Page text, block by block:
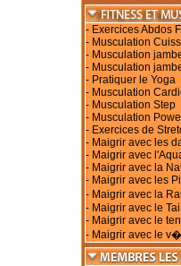
- Exercices Abdos
- Musculation
- Musculation
- Musculation
- Pratiquer le Yoga
- Musculation
- Musculation Step
- Musculation
- Exercices de
- Maigrir avec les
- Maigrir avec
- Maigrir avec la
- Maigrir avec les
- Maigrir avec la
- Maigrir avec le
- Maigrir avec le
- Maigrir avec le